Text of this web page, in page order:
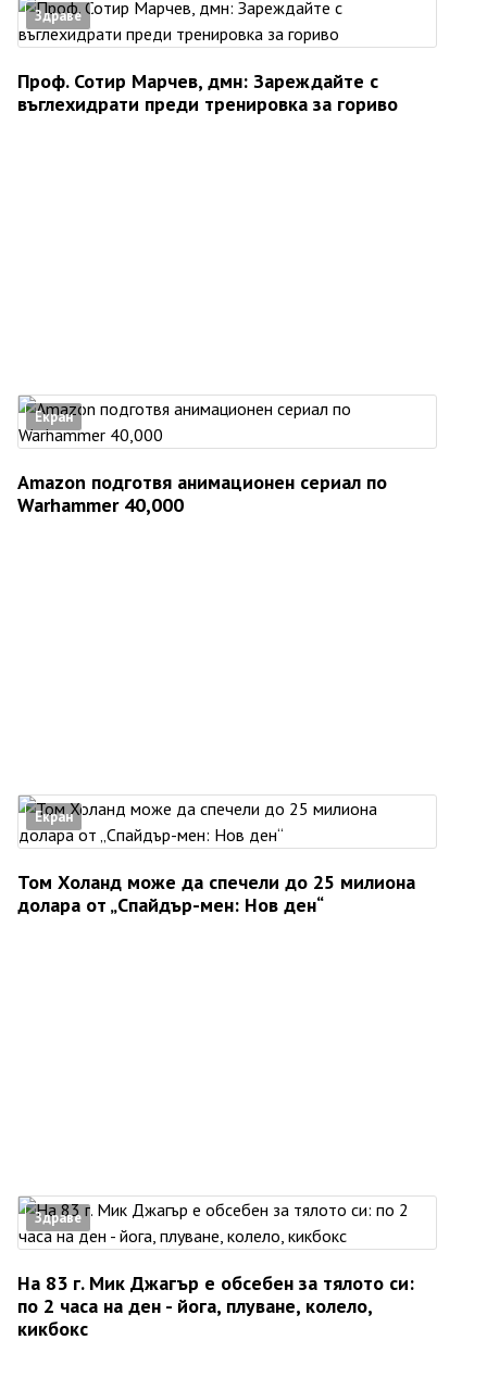
Здраве
Проф. Сотир Марчев, дмн: Зареждайте с
въглехидрати преди тренировка за гориво
Екран
Amazon подготвя анимационен сериал по
Warhammer 40,000
Екран
Том Холанд може да спечели до 25 милиона
долара от „Спайдър-мен: Нов ден“
Здраве
На 83 г. Мик Джагър е обсебен за тялото си:
по 2 часа на ден - йога, плуване, колело,
кикбокс